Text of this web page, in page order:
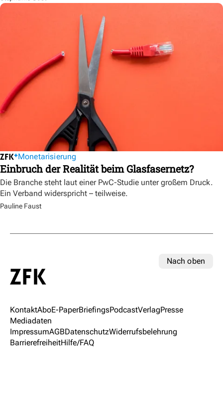
Monetarisierung
Einbruch der Realität beim Glasfasernetz?
Die Branche steht laut einer PwC-Studie unter großem Druck.
Ein Verband widerspricht – teilweise.
Pauline Faust
Nach oben
KontaktAboE-PaperBriefingsPodcastVerlagPresse
Mediadaten
ImpressumAGBDatenschutzWiderrufsbelehrung
BarrierefreiheitHilfe/FAQ